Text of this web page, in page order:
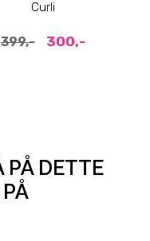
Curli
399,- 300,-
PÅ DETTE